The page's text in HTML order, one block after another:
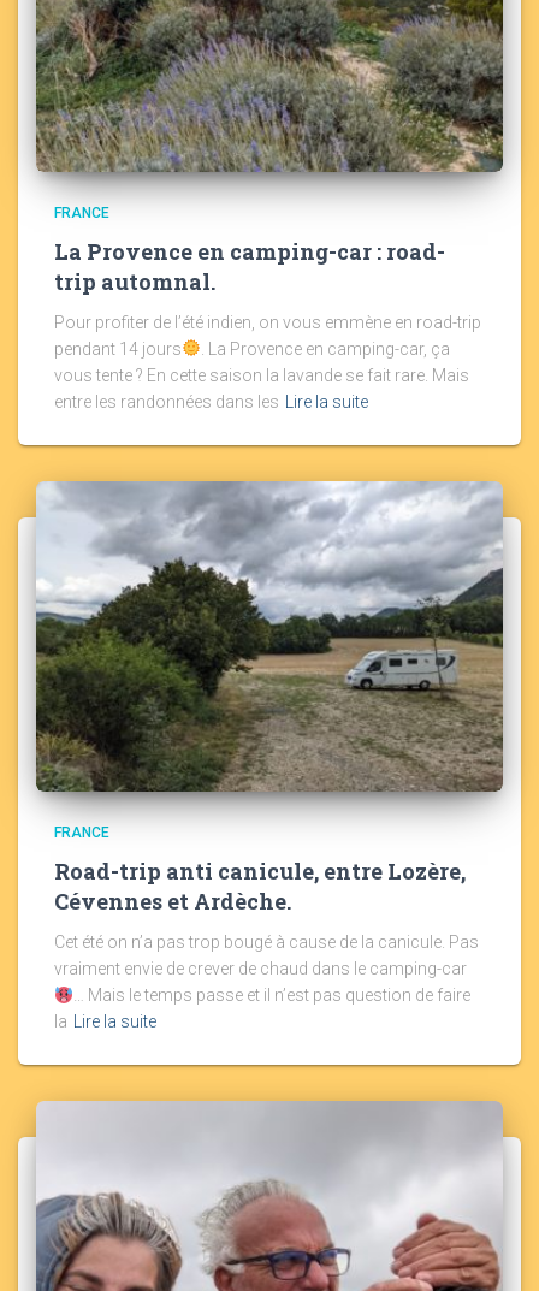
FRANCE
La Provence en camping-car : road-
trip automnal.
Pour profiter de l’été indien, on vous emmène en road-trip
pendant 14 jours
. La Provence en camping-car, ça
vous tente ? En cette saison la lavande se fait rare. Mais
entre les randonnées dans les
Lire la suite
FRANCE
Road-trip anti canicule, entre Lozère,
Cévennes et Ardèche.
Cet été on n’a pas trop bougé à cause de la canicule. Pas
vraiment envie de crever de chaud dans le camping-car
… Mais le temps passe et il n’est pas question de faire
la Lire la suite